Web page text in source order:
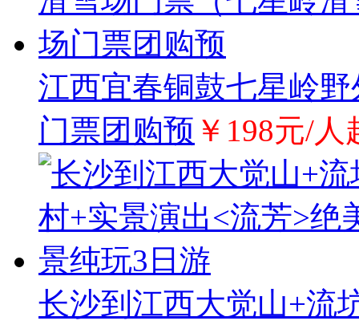
江西宜春铜鼓七星岭
门票团购预 ￥198元/人
长沙到江西大觉山+流